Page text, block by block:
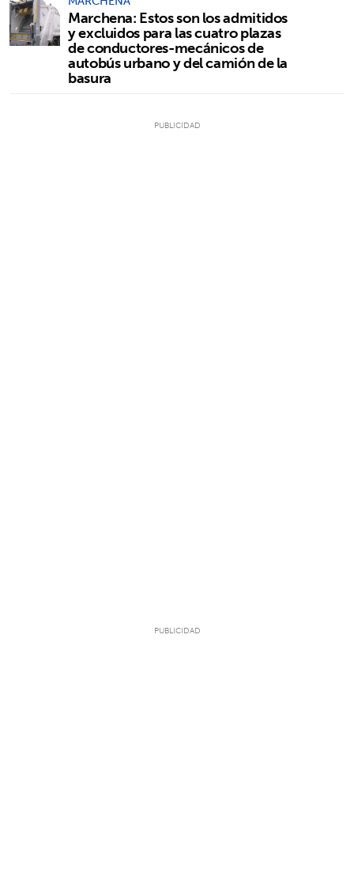
Marchena: Estos son los admitidos
y excluidos para las cuatro plazas
de conductores-mecánicos de
autobús urbano y del camión de la
basura